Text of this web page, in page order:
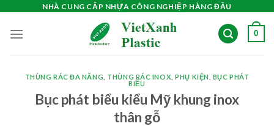
content
NHÀ CUNG CẤP NHỰA CÔNG NGHIỆP HÀNG ĐẦU
0
THÙNG RÁC ĐA NĂNG THÙNG RÁC INOX ,PHỤ KIỆN
BỤC PHÁT
BIỂU
Bục phát biểu kiểu Mỹ khung inox
thân gỗ